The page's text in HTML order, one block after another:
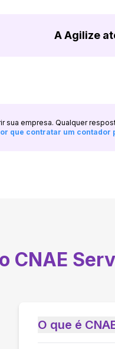
A Agilize
sua empresa. Qualquer
que contratar um contador
CNAE
O que é